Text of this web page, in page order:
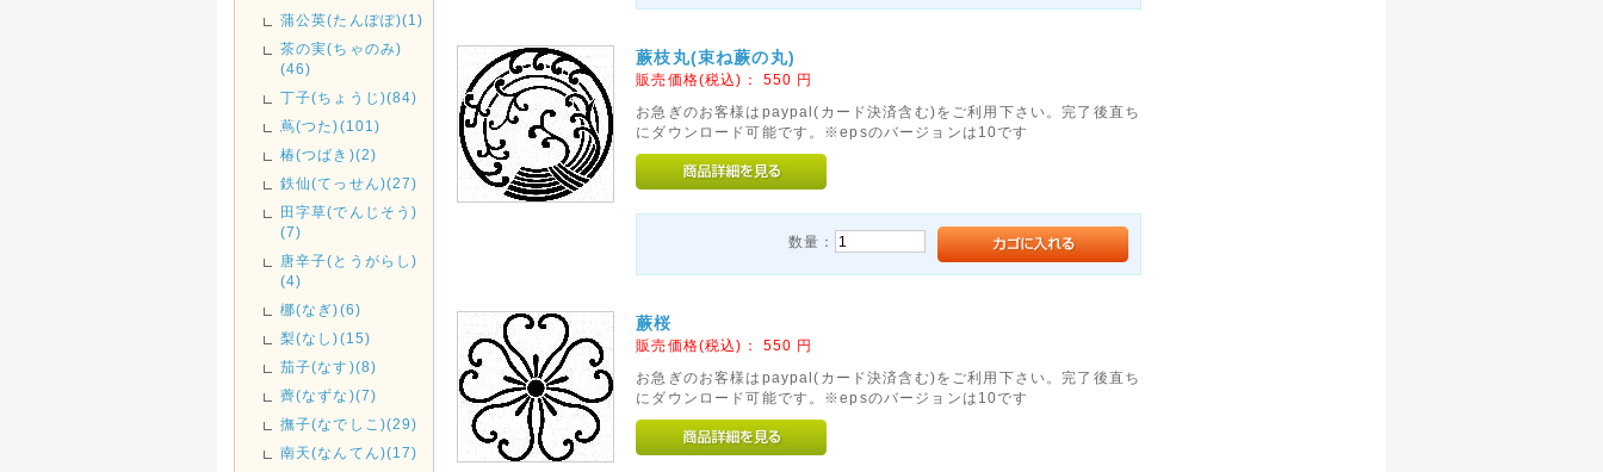
蒲公英(たんぽぽ)(1)
茶の実(ちゃのみ)
(46)
丁子(ちょうじ)(84)
蔦(つた)(101)
椿(つばき)(2)
鉄仙(てっせん)(27)
田字草(でんじそう)
(7)
唐辛子(とうがらし)
(4)
梛(なぎ)(6)
梨(なし)(15)
茄子(なす)(8)
薺(なずな)(7)
撫子(なでしこ)(29)
南天(なんてん)(17)
蕨枝丸(束ね蕨の丸)
販売価格(税込)： 550 円
お急ぎのお客様はpaypal(カード決済含む)をご利用下さい。完了後直ち
にダウンロード可能です。※epsのバージョンは10です
数量：
蕨桜
販売価格(税込)： 550 円
お急ぎのお客様はpaypal(カード決済含む)をご利用下さい。完了後直ち
にダウンロード可能です。※epsのバージョンは10です